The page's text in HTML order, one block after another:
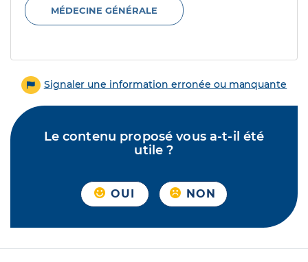
MÉDECINE GÉNÉRALE
Signaler une information erronée ou manquante
Le contenu proposé vous a-t-il été
utile ?
OUI NON